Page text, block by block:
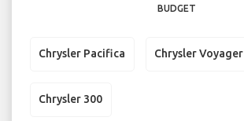
BUDGET
Chrysler Pacifica Chrysler Voyager
Chrysler 300